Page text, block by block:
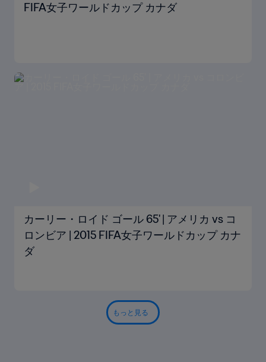
FIFA女子ワールドカップ カナダ
カーリー・ロイド ゴール 65' | アメリカ vs コ
ロンビア | 2015 FIFA女子ワールドカップ カナ
ダ
もっと見る